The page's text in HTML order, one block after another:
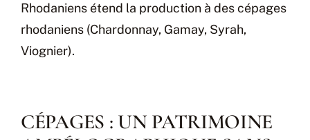
Rhodaniens étend la production à des cépages
rhodaniens (Chardonnay, Gamay, Syrah,
Viognier).
CÉPAGES : UN PATRIMOINE